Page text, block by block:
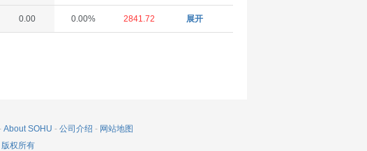
0.00 0.00% 2841.72 展开
About SOHU - 公司介绍 - 网站地图
版权所有